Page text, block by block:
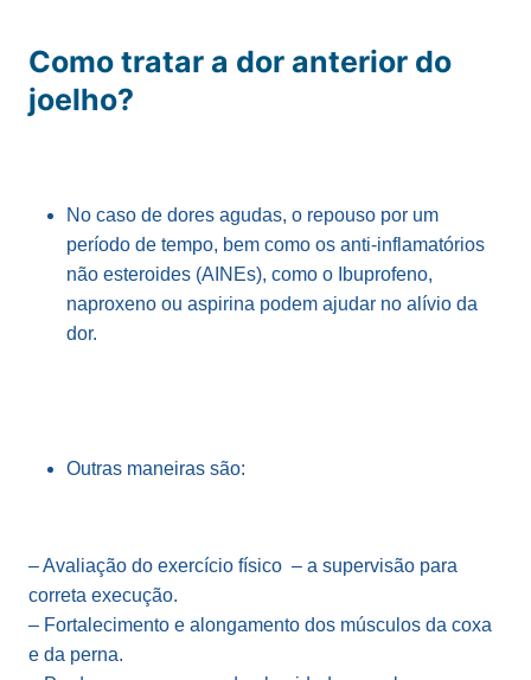
Como tratar a dor anterior do
joelho?
No caso de dores agudas, o repouso por um
período de tempo, bem como os anti-inflamatórios
não esteroides (AINEs), como o Ibuprofeno,
naproxeno ou aspirina podem ajudar no alívio da
dor.
Outras maneiras são:
– Avaliação do exercício físico – a supervisão para
correta execução.
– Fortalecimento e alongamento dos músculos da coxa
e da perna.